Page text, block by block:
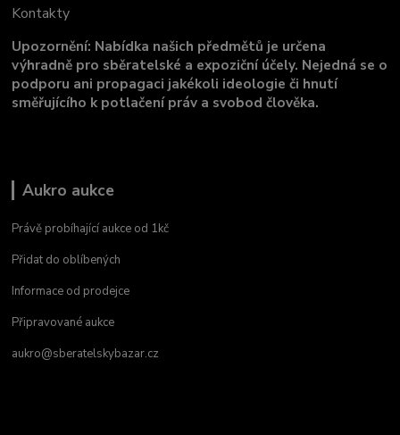
Kontakty
Upozornění: Nabídka našich předmětů je určena
výhradně pro sběratelské a expoziční účely. Nejedná se o
podporu ani propagaci jakékoli ideologie či hnutí
směřujícího k potlačení práv a svobod člověka.
Aukro aukce
Právě probíhající aukce od 1kč
Přidat do oblíbených
Informace od prodejce
Připravované aukce
aukro@sberatelskybazar.cz